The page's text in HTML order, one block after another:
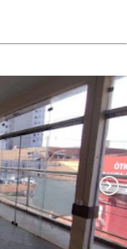
chevron_right